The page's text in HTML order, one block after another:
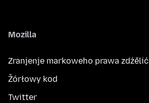
Mozilla
Zranjenje markoweho prawa zdźělić
Žórłowy kod
Twitter